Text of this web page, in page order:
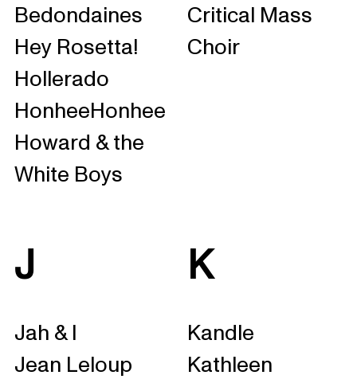
Bedondaines
Hey Rosetta!
Hollerado
HonheeHonhee
Howard & the
White Boys
Critical Mass
Choir
J
Jah & I
Jean Leloup
K
Kandle
Kathleen